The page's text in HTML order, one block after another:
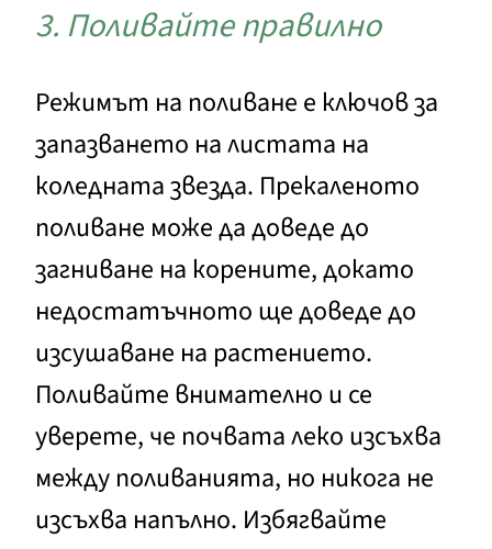
3. Поливайте правилно
Режимът на поливане е ключов за
запазването на листата на
коледната звезда. Прекаленото
поливане може да доведе до
загниване на корените, докато
недостатъчното ще доведе до
изсушаване на растението.
Поливайте внимателно и се
уверете, че почвата леко изсъхва
между поливанията, но никога не
изсъхва напълно. Избягвайте